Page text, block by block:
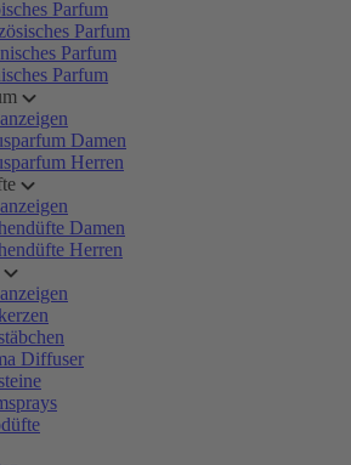
Parfum
Parfum
Parfum
Parfum
Damen
Herren
Damen
Herren
Diffuser